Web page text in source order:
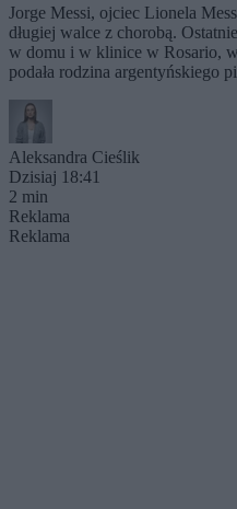
Jorge Messi, ojciec Lionela
długiej walce z chorobą.
w domu i w klinice w Rosario,
podała rodzina argentyńskiego
Aleksandra Cieślik
Dzisiaj 18:41
2 min
Reklama
Reklama